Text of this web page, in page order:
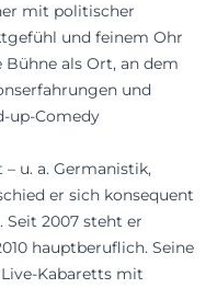
mit politischer
und feinem Ohr
als Ort, an dem
und
u. a. Germanistik,
er sich konsequent
2007 steht er
hauptberuflich. Seine
mit